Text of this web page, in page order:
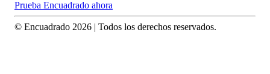
Prueba Encuadrado ahora
© Encuadrado 2026 | Todos los derechos reservados.